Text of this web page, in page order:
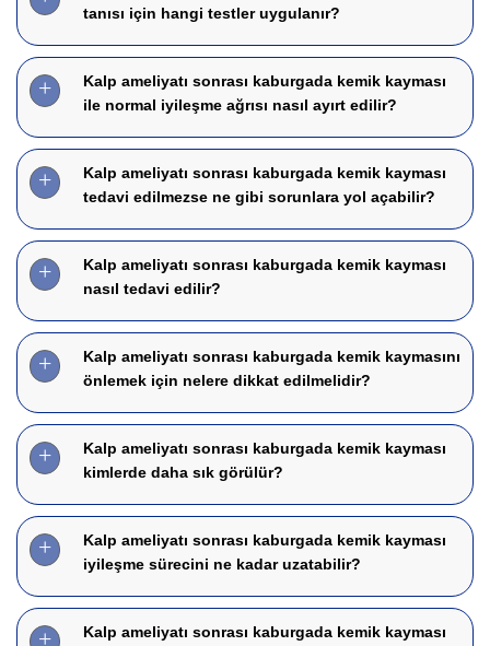
tanısı için hangi testler uygulanır?
Kalp ameliyatı sonrası kaburgada kemik kayması
ile normal iyileşme ağrısı nasıl ayırt edilir?
Kalp ameliyatı sonrası kaburgada kemik kayması
tedavi edilmezse ne gibi sorunlara yol açabilir?
Kalp ameliyatı sonrası kaburgada kemik kayması
nasıl tedavi edilir?
Kalp ameliyatı sonrası kaburgada kemik kaymasını
önlemek için nelere dikkat edilmelidir?
Kalp ameliyatı sonrası kaburgada kemik kayması
kimlerde daha sık görülür?
Kalp ameliyatı sonrası kaburgada kemik kayması
iyileşme sürecini ne kadar uzatabilir?
Kalp ameliyatı sonrası kaburgada kemik kayması